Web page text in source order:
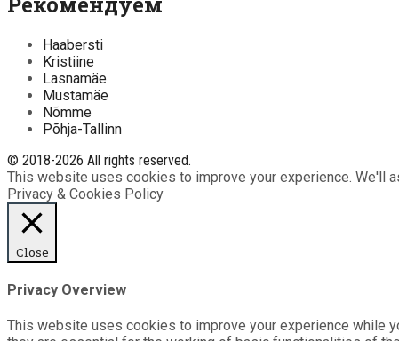
Haabersti
Kristiine
Lasnamäe
Mustamäe
Nõmme
Põhja-Tallinn
© 2018-2026 All rights reserved.
This website uses cookies to improve your experience. We'll
Privacy & Cookies Policy
Close
Privacy Overview
This website uses cookies to improve your experience while